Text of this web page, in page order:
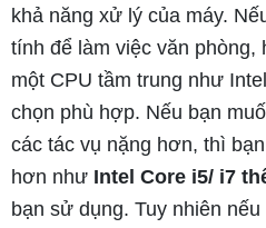
khả năng xử lý của máy.
tính để làm việc văn
một CPU tầm trung như
chọn phù hợp. Nếu bạn
các tác vụ nặng hơn, thì
hơn như Intel Core i5/ i7
bạn sử dụng. Tuy nhiên